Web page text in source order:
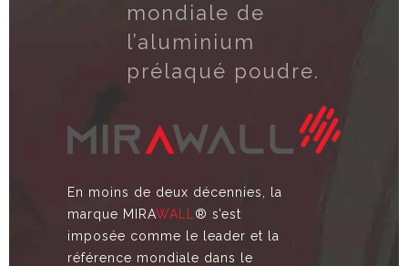
mondiale de
l’aluminium
prélaqué poudre.
En moins de deux décennies, la
marque MIRAWALL ® s’est
imposée comme le leader et la
référence mondiale dans le